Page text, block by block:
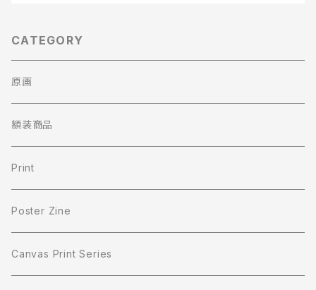
CATEGORY
原画
額装商品
Print
Poster Zine
Canvas Print Series